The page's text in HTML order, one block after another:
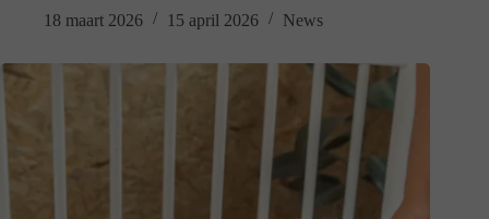
18 maart 2026
15 april 2026 News